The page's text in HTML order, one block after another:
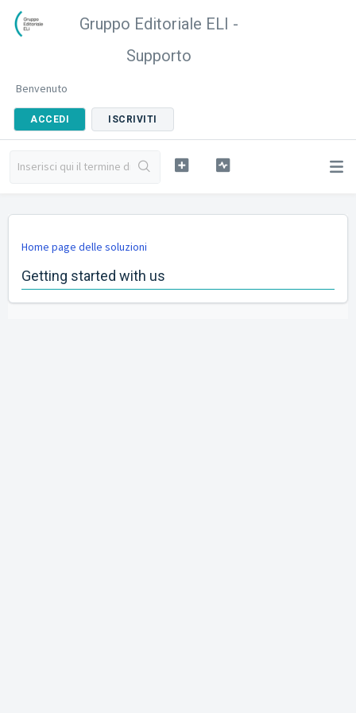
Gruppo Editoriale ELI -
Supporto
Benvenuto
ACCEDI ISCRIVITI
Home page delle soluzioni
Getting started with us